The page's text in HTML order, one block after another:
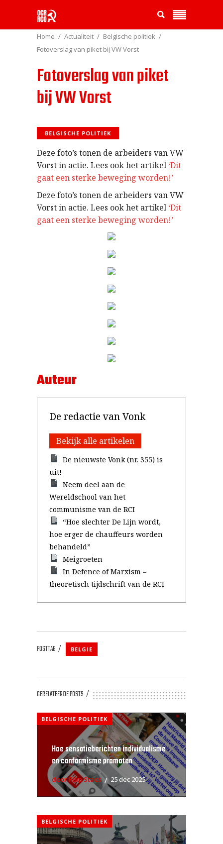
Home Actualiteit
Belgische politiek
Fotoverslag van piket bij VW Vorst
Fotoverslag van piket
bij VW Vorst
BELGISCHE POLITIEK
Deze foto’s tonen de arbeiders van VW
Vorst in actie. Lees ook het artikel ‘Dit
gaat een sterke beweging worden!’
Deze foto’s tonen de arbeiders van VW
Vorst in actie. Lees ook het artikel ‘Dit
gaat een sterke beweging worden!’
Auteur
De redactie van Vonk
Bekijk alle artikelen
De nieuwste Vonk (nr. 355) is
uit!
Neem deel aan de
Wereldschool van het
communisme van de RCI
“Hoe slechter De Lijn wordt,
hoe erger de chauffeurs worden
behandeld”
Meigroeten
In Defence of Marxism –
theoretisch tijdschrift van de RCI
POSTTAG BELGIE
GERELATEERDE POSTS
BELGISCHE POLITIEK
Hoe sensatieberichten individualisme
en conformisme promoten
door Filip Staes 25 dec 2025
BELGISCHE POLITIEK